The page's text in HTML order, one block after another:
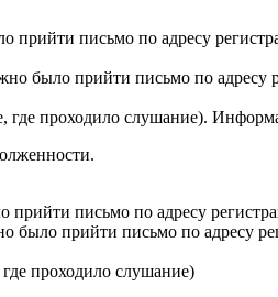
прийти письмо по адресу
было прийти письмо по
проходило слушание).
прийти письмо по адресу
прийти письмо по адресу
проходило слушание)